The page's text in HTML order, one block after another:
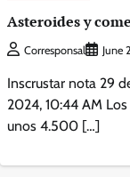
Asteroides y
Corresponsal June
Inscrustar nota 29
2024, 10:44 AM
unos 4.500 […]